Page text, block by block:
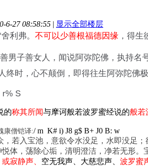
6-27 08:58:55 | 显示全部楼层
舍利弗。 不可以少善根福德因缘 ，得生
男子善女人，闻说阿弥陀佛，执持
终时，心不颠倒，即得往生阿弥陀佛
r% S
的称其所闻与摩诃般若波罗蜜经说的般若
康僧铠译:/ m K# i) J8 g$ B+ J0 B: w
，若入宝池，意欲令水没足，水即没足
体，荡除心垢，清明澄洁，净若无形
寂静声、 空无我声、大慈悲声、 波罗蜜